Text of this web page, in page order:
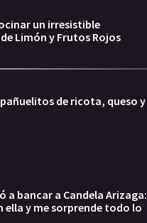
un irresistible
de Limón y Frutos Rojos
de ricota, queso y
a bancar a Candela Arizaga:
ella y me sorprende todo lo